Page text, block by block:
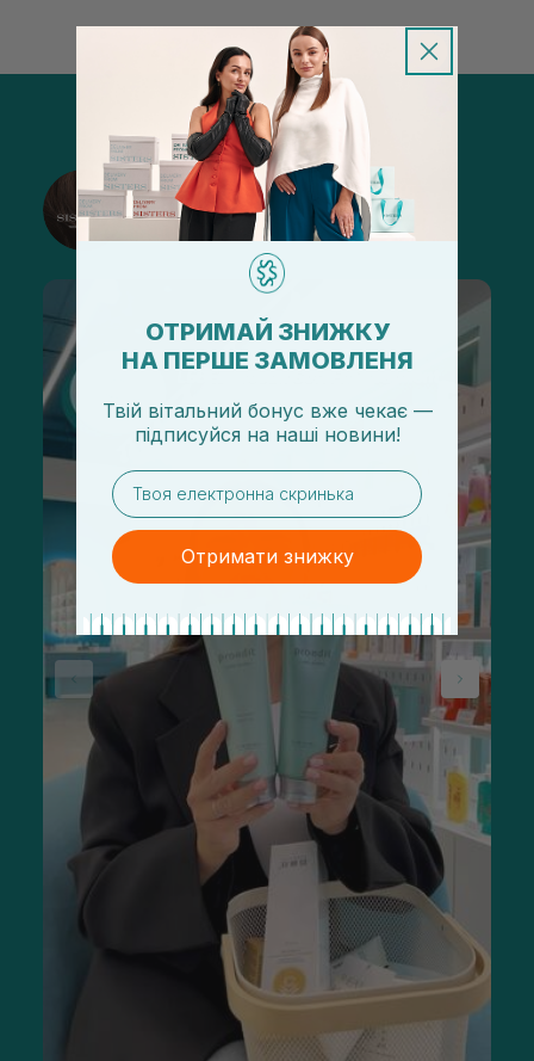
@sisters_stelmakh в Instagram
Подписаться
ОТРИМАЙ ЗНИЖКУ
НА ПЕРШЕ ЗАМОВЛЕНЯ
Твій вітальний бонус вже чекає —
підписуйся на наші новини!
email
Отримати знижку